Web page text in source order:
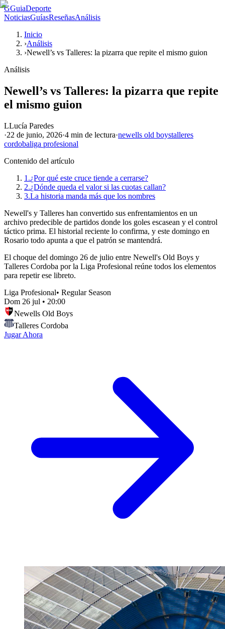
GGuiaDeporte
NoticiasGuíasReseñasAnálisis
Inicio
›Análisis
›Newell’s vs Talleres: la pizarra que repite el mismo guion
Análisis
Newell’s vs Talleres: la pizarra que repite
el mismo guion
LLucía Paredes
·22 de junio, 2026·4 min de lectura·newells old boystalleres
cordobaliga profesional
Contenido del artículo
1.¿Por qué este cruce tiende a cerrarse?
2.¿Dónde queda el valor si las cuotas callan?
3.La historia manda más que los nombres
Newell's y Talleres han convertido sus enfrentamientos en un
archivo predecible de partidos donde los goles escasean y el control
táctico prima. El historial reciente lo confirma, y este domingo en
Rosario todo apunta a que el patrón se mantendrá.
El choque del domingo 26 de julio entre Newell's Old Boys y
Talleres Cordoba por la Liga Profesional reúne todos los elementos
para repetir ese libreto.
Liga Profesional• Regular Season
Dom 26 jul • 20:00
Newells Old Boys
Talleres Cordoba
Jugar Ahora